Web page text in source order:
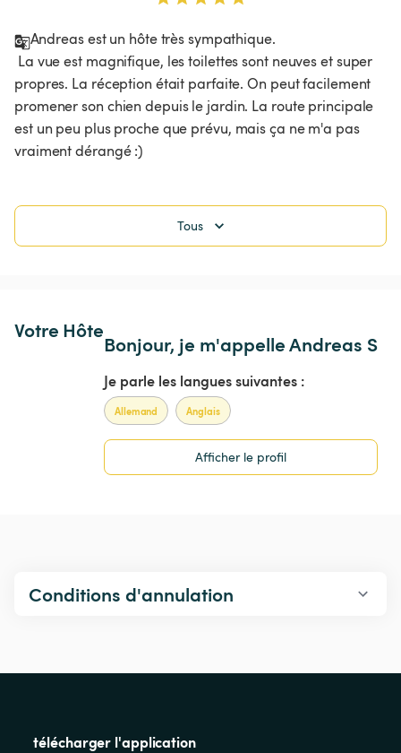
Andreas est un hôte très sympathique.
propres. La réception était parfaite. On peut facilement
promener son chien depuis le jardin. La route principale
est un peu plus proche que prévu, mais ça ne m'a pas
vraiment dérangé :)
Tous
Votre Hôte
Bonjour, je m'appelle Andreas S
Je parle les langues suivantes :
Allemand Anglais
Afficher le profil
Conditions d'annulation
télécharger l'application